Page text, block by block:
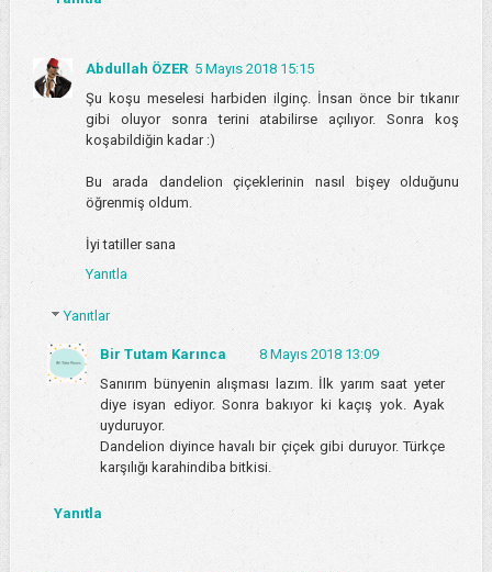
Abdullah ÖZER 5 Mayıs 2018 15:15
Şu koşu meselesi harbiden ilginç. İnsan önce bir tıkanır
gibi oluyor sonra terini atabilirse açılıyor. Sonra koş
koşabildiğin kadar :)
Bu arada dandelion çiçeklerinin nasıl bişey olduğunu
öğrenmiş oldum.
İyi tatiller sana
Yanıtla
Yanıtlar
Bir Tutam Karınca
8 Mayıs 2018 13:09
Sanırım bünyenin alışması lazım. İlk yarım saat yeter
diye isyan ediyor. Sonra bakıyor ki kaçış yok. Ayak
uyduruyor.
Dandelion diyince havalı bir çiçek gibi duruyor. Türkçe
karşılığı karahindiba bitkisi.
Yanıtla